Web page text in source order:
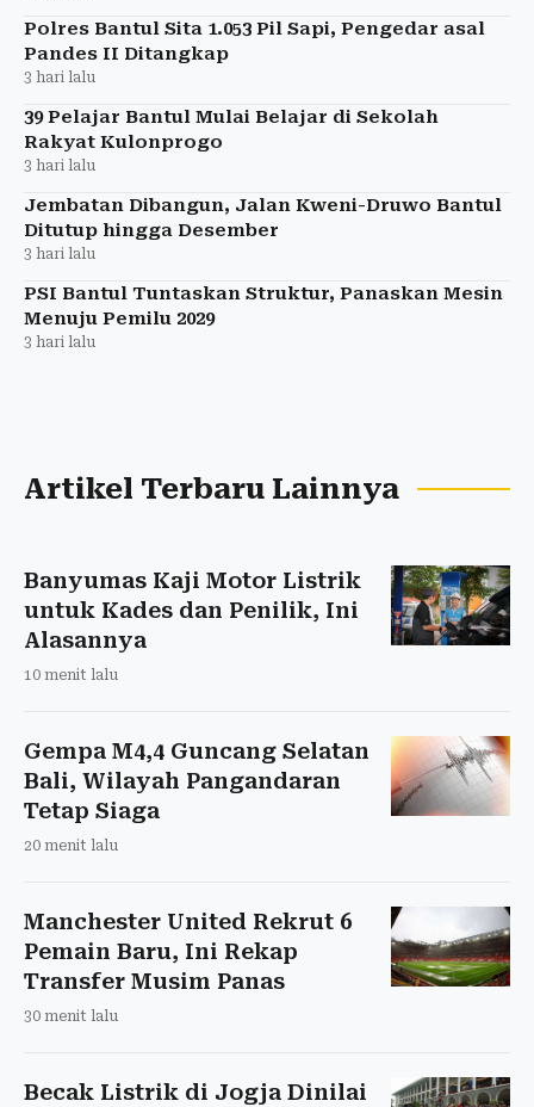
Polres Bantul Sita 1.053 Pil Sapi, Pengedar asal
Pandes II Ditangkap
3 hari lalu
39 Pelajar Bantul Mulai Belajar di Sekolah
Rakyat Kulonprogo
3 hari lalu
Jembatan Dibangun, Jalan Kweni-Druwo Bantul
Ditutup hingga Desember
3 hari lalu
PSI Bantul Tuntaskan Struktur, Panaskan Mesin
Menuju Pemilu 2029
3 hari lalu
Artikel Terbaru Lainnya
Banyumas Kaji Motor Listrik
untuk Kades dan Penilik, Ini
Alasannya
10 menit lalu
Gempa M4,4 Guncang Selatan
Bali, Wilayah Pangandaran
Tetap Siaga
20 menit lalu
Manchester United Rekrut 6
Pemain Baru, Ini Rekap
Transfer Musim Panas
30 menit lalu
Becak Listrik di Jogja Dinilai